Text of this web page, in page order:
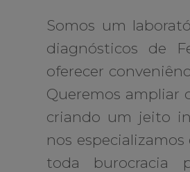
Somos um
diagnósticos de
oferecer
Queremos ampliar
criando um jeito
nos
toda burocracia